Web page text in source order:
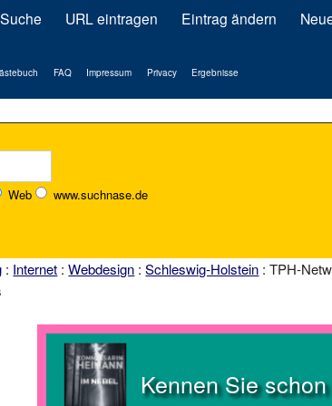
URL eintragen Eintrag ändern
FAQ Impressum Privacy Ergebnisse
Web www.suchnase.de
: Internet :Webdesign :Schleswig-Holstein : TPH-
Kennen Sie